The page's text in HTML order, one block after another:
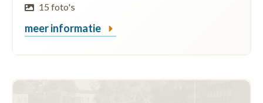
15 foto's
meer informatie